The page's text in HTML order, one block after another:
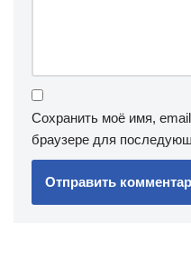
Сохранить моё имя,
браузере для